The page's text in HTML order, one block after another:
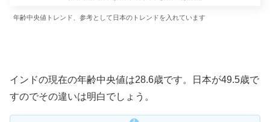
年齢中央値トレンド、参考として日本のトレンドを入れています
インドの現在の年齢中央値は28.6歳です。日本が49.5歳で
すのでその違いは明白でしょう。